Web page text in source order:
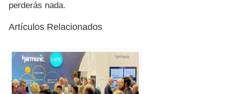
perderás nada.
Artículos Relacionados